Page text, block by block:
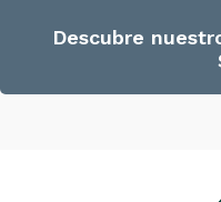
Descubre